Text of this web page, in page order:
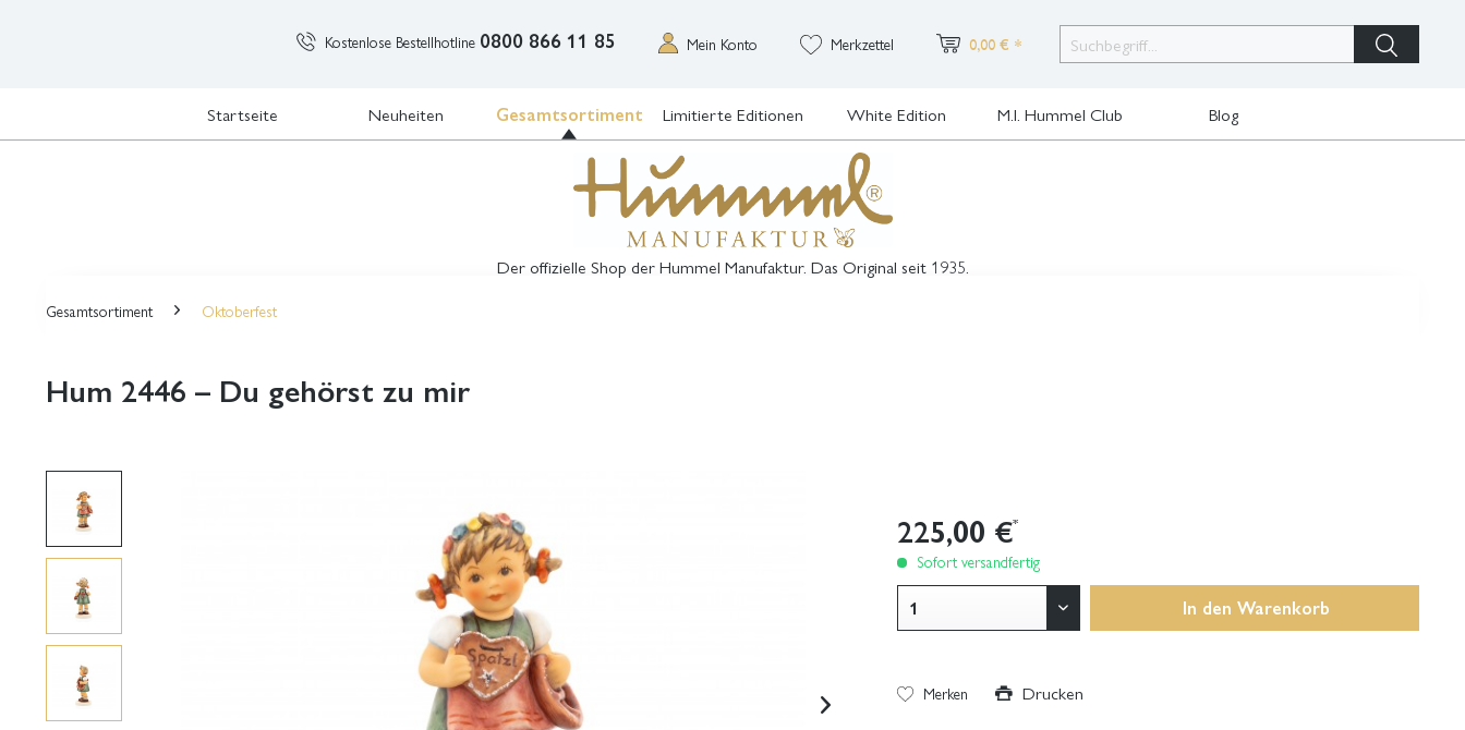
Kostenlose Bestellhotline 0800 866 11 85 Mein Konto Merkzettel 0,00 € *
Startseite Neuheiten Gesamtsortiment Limitierte Editionen White Edition M.I. Hummel Club Blog
Der offizielle Shop der Hummel Manufaktur. Das Original seit 1935.
Gesamtsortiment Oktoberfest
Hum 2446 – Du gehörst zu mir
225,00 €*
Sofort versandfertig
In den Warenkorb
Merken Drucken